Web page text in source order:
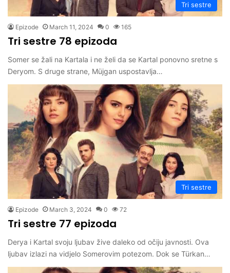
Tri sestre
Epizode March 11, 2024 0 165
Tri sestre 78 epizoda
Somer se žali na Kartala i ne želi da se Kartal ponovno sretne s
Deryom. S druge strane, Müjgan uspostavlja…
Tri sestre
Epizode March 3, 2024 0 72
Tri sestre 77 epizoda
Derya i Kartal svoju ljubav žive daleko od očiju javnosti. Ova
ljubav izlazi na vidjelo Somerovim potezom. Dok se Türkan…